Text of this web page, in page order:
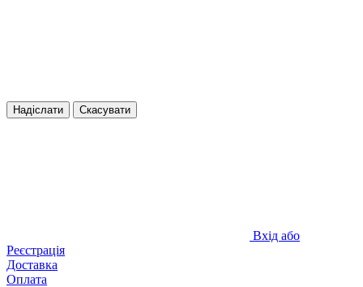
Надіслати Скасувати
Вхід або
Реєстрація
Доставка
Оплата